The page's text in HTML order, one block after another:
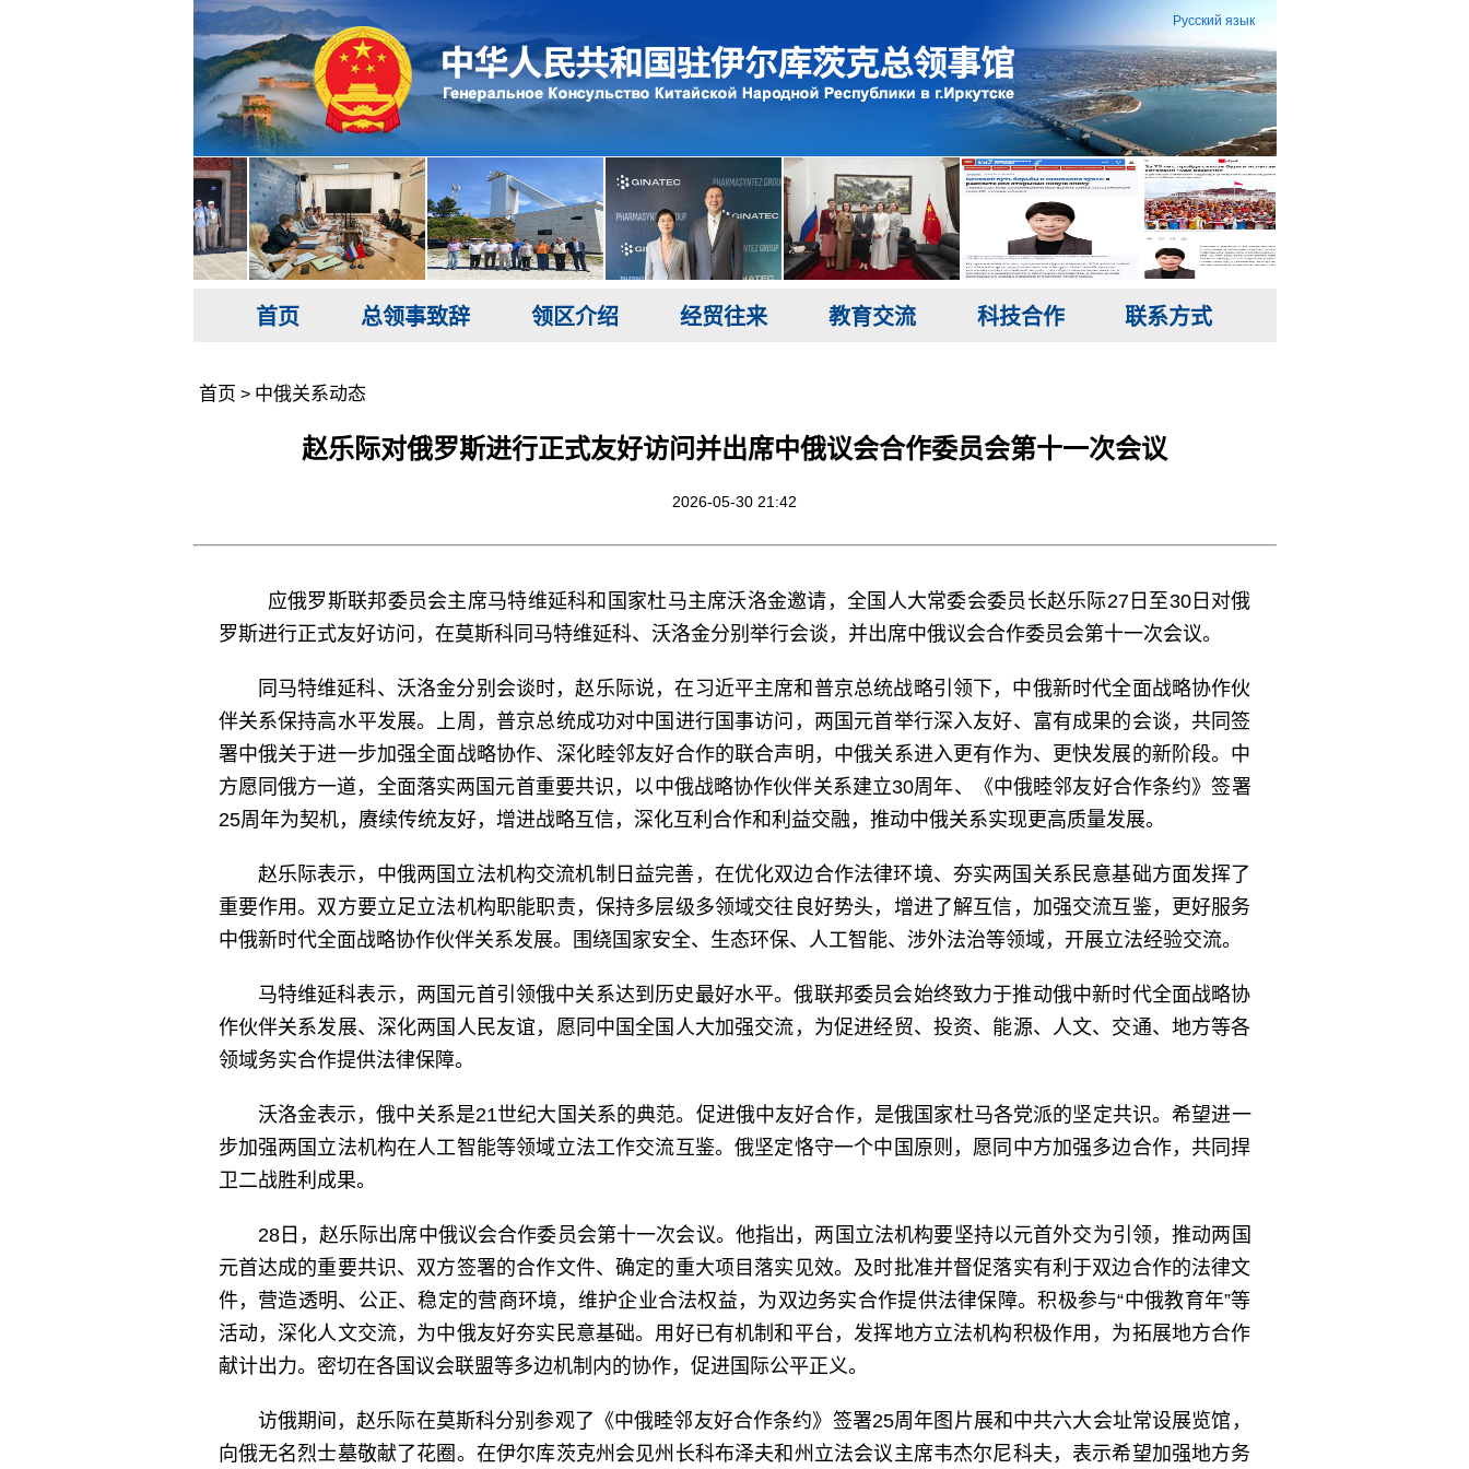
Русский язык
首页 总领事致辞 领区介绍 经贸往来 教育交流 科技合作 联系方式
首页 > 中俄关系动态
赵乐际对俄罗斯进行正式友好访问并出席中俄议会合作委员会第十一次会议
2026-05-30 21:42
应俄罗斯联邦委员会主席马特维延科和国家杜马主席沃洛金邀请，全国人大常委会委员长赵乐际27日至30日对俄
罗斯进行正式友好访问，在莫斯科同马特维延科、沃洛金分别举行会谈，并出席中俄议会合作委员会第十一次会议。
同马特维延科、沃洛金分别会谈时，赵乐际说，在习近平主席和普京总统战略引领下，中俄新时代全面战略协作伙
伴关系保持高水平发展。上周，普京总统成功对中国进行国事访问，两国元首举行深入友好、富有成果的会谈，共同签
署中俄关于进一步加强全面战略协作、深化睦邻友好合作的联合声明，中俄关系进入更有作为、更快发展的新阶段。中
方愿同俄方一道，全面落实两国元首重要共识，以中俄战略协作伙伴关系建立30周年、《中俄睦邻友好合作条约》签署
25周年为契机，赓续传统友好，增进战略互信，深化互利合作和利益交融，推动中俄关系实现更高质量发展。
赵乐际表示，中俄两国立法机构交流机制日益完善，在优化双边合作法律环境、夯实两国关系民意基础方面发挥了
重要作用。双方要立足立法机构职能职责，保持多层级多领域交往良好势头，增进了解互信，加强交流互鉴，更好服务
中俄新时代全面战略协作伙伴关系发展。围绕国家安全、生态环保、人工智能、涉外法治等领域，开展立法经验交流。
马特维延科表示，两国元首引领俄中关系达到历史最好水平。俄联邦委员会始终致力于推动俄中新时代全面战略协
作伙伴关系发展、深化两国人民友谊，愿同中国全国人大加强交流，为促进经贸、投资、能源、人文、交通、地方等各
领域务实合作提供法律保障。
沃洛金表示，俄中关系是21世纪大国关系的典范。促进俄中友好合作，是俄国家杜马各党派的坚定共识。希望进一
步加强两国立法机构在人工智能等领域立法工作交流互鉴。俄坚定恪守一个中国原则，愿同中方加强多边合作，共同捍
卫二战胜利成果。
28日，赵乐际出席中俄议会合作委员会第十一次会议。他指出，两国立法机构要坚持以元首外交为引领，推动两国
元首达成的重要共识、双方签署的合作文件、确定的重大项目落实见效。及时批准并督促落实有利于双边合作的法律文
件，营造透明、公正、稳定的营商环境，维护企业合法权益，为双边务实合作提供法律保障。积极参与“中俄教育年”等
活动，深化人文交流，为中俄友好夯实民意基础。用好已有机制和平台，发挥地方立法机构积极作用，为拓展地方合作
献计出力。密切在各国议会联盟等多边机制内的协作，促进国际公平正义。
访俄期间，赵乐际在莫斯科分别参观了《中俄睦邻友好合作条约》签署25周年图片展和中共六大会址常设展览馆，
向俄无名烈士墓敬献了花圈。在伊尔库茨克州会见州长科布泽夫和州立法会议主席韦杰尔尼科夫，表示希望加强地方务